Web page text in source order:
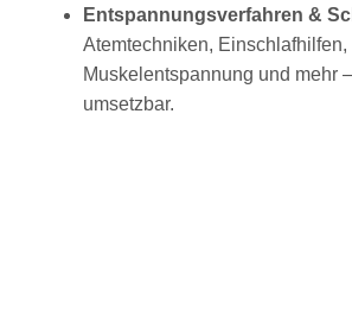
Entspannungsverfahren &
Atemtechniken,
Muskelentspannung und mehr
umsetzbar.